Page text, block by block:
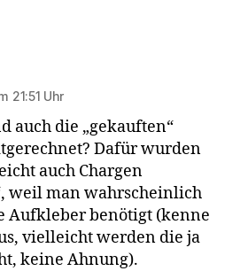
21:51 Uhr
auch die „gekauften“
Dafür wurden
auch Chargen
weil man wahrscheinlich
Aufkleber benötigt (kenne
vielleicht werden die ja
keine Ahnung).